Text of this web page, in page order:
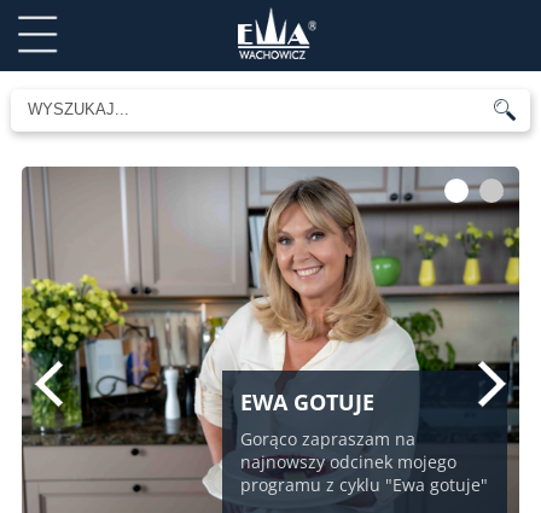
EWA GOTUJE
Gorąco zapraszam na
najnowszy odcinek mojego
programu z cyklu "Ewa gotuje"
1 2